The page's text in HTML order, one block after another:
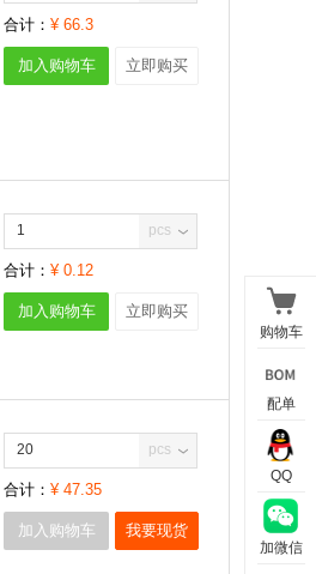
合计： ¥ 66.3
加入购物车 立即购买
pcs
合计： ¥ 0.12
加入购物车 立即购买
pcs
合计： ¥ 47.35
加入购物车 我要现货
购物车
配单
QQ
加微信